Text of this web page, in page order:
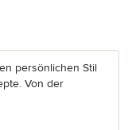
persönlichen Stil
Von der